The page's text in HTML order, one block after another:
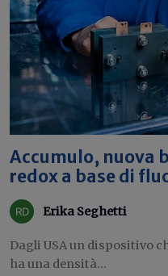
Accumulo, nuova
redox a base di
Erika Seghetti
Dagli USA un dispositivo
ha una densità...